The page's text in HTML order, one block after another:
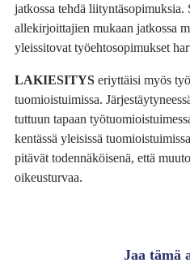
jatkossa tehdä liityntäsopimuksia.
allekirjoittajien mukaan jatkossa
yleissitovat työehtosopimukset
LAKIESITYS eriyttäisi myös
tuomioistuimissa.
tuttuun tapaan
kentässä yleisissä
pitävät todennäköisenä, että
oikeusturvaa.
Jaa tämä